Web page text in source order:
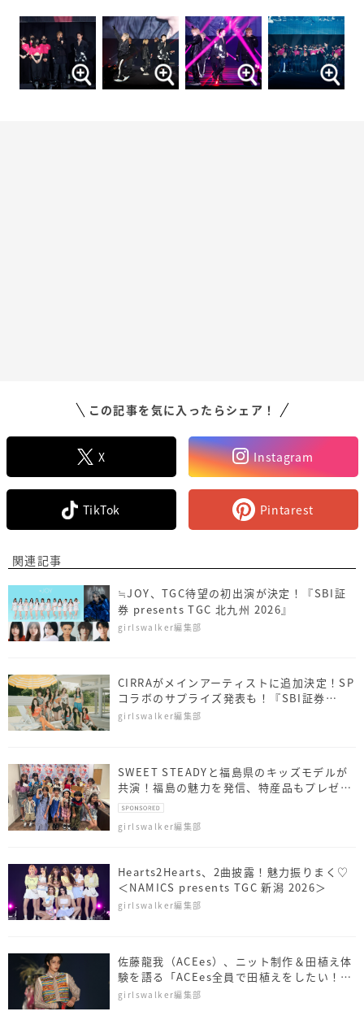
この記事を気に入ったらシェア！
X Instagram
TikTok Pintarest
関連記事
≒JOY、TGC待望の初出演が決定！『SBI証
券 presents TGC 北九州 2026』
girlswalker編集部
CIRRAがメインアーティストに追加決定！SP
コラボのサプライズ発表も！『SBI証券
presents TGC 北九州 2026』
girlswalker編集部
SWEET STEADYと福島県のキッズモデルが
共演！福島の魅力を発信、特産品もプレゼン
ト
girlswalker編集部
Hearts2Hearts、2曲披露！魅力振りまく♡
＜NAMICS presents TGC 新潟 2026＞
girlswalker編集部
佐藤⿓我（ACEes）、ニット制作＆田植え体
験を語る「ACEes全員で田植えをしたい！」
＜NAMICS presents TGC 新潟 2026＞
girlswalker編集部